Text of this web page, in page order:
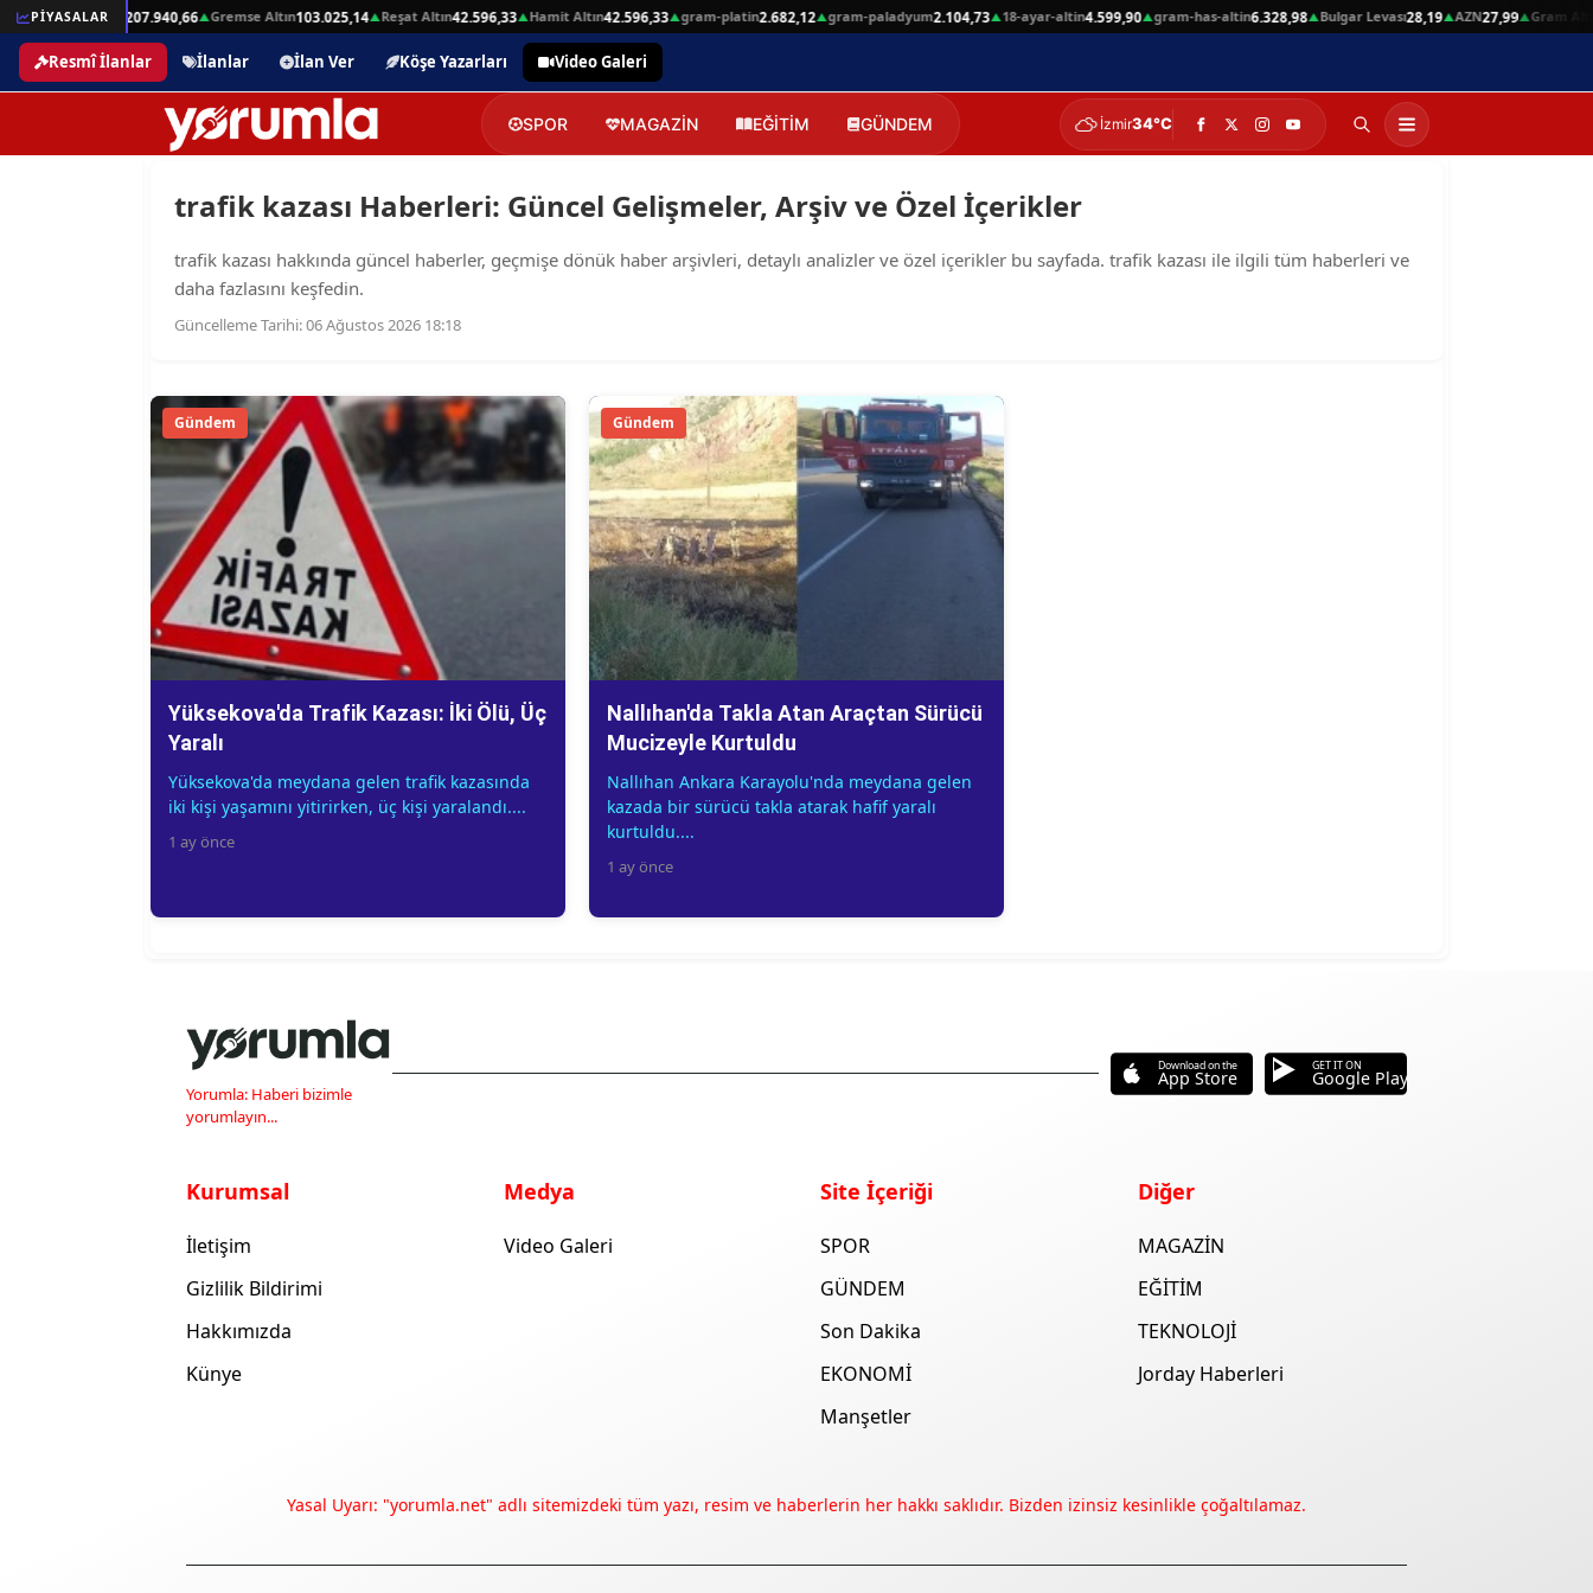
PİYASALAR
▲Beşli Altın 207.940,66▲Gremse Altın103.025,14▲Reşat Altın42.596,33▲Hamit Altın42.596,33▲gram-platin2.682,12▲gram-paladyum2.104,73▲18-ayar-altin4.599,90▲gram-has-altin6.328,98▲Bulgar Levası28,19▲AZN27,99▲Gram Altın
Resmî İlanlar İlanlar İlan Ver Köşe Yazarları Video Galeri
SPOR MAGAZİN EĞİTİM GÜNDEM İzmir34°C
trafik kazası Haberleri: Güncel Gelişmeler, Arşiv ve Özel İçerikler
trafik kazası hakkında güncel haberler, geçmişe dönük haber arşivleri, detaylı analizler ve özel içerikler bu sayfada. trafik kazası ile ilgili tüm haberleri ve
daha fazlasını keşfedin.
Güncelleme Tarihi: 06 Ağustos 2026 18:18
Gündem
Yüksekova'da Trafik Kazası: İki Ölü, Üç
Yaralı
Yüksekova'da meydana gelen trafik kazasında
iki kişi yaşamını yitirirken, üç kişi yaralandı....
1 ay önce
Gündem
Nallıhan'da Takla Atan Araçtan Sürücü
Mucizeyle Kurtuldu
Nallıhan Ankara Karayolu'nda meydana gelen
kazada bir sürücü takla atarak hafif yaralı
kurtuldu....
1 ay önce
Yorumla: Haberi bizimle
yorumlayın...
Download on the
App Store
GET IT ON
Google Play
Kurumsal
İletişim
Gizlilik Bildirimi
Hakkımızda
Künye
Medya
Video Galeri
Site İçeriği
SPOR
GÜNDEM
Son Dakika
EKONOMİ
Manşetler
Diğer
MAGAZİN
EĞİTİM
TEKNOLOJİ
Jorday Haberleri
Yasal Uyarı: "yorumla.net" adlı sitemizdeki tüm yazı, resim ve haberlerin her hakkı saklıdır. Bizden izinsiz kesinlikle çoğaltılamaz.